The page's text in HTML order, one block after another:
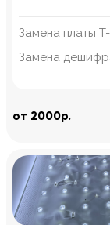
Замена платы
Замена
от 2000р.